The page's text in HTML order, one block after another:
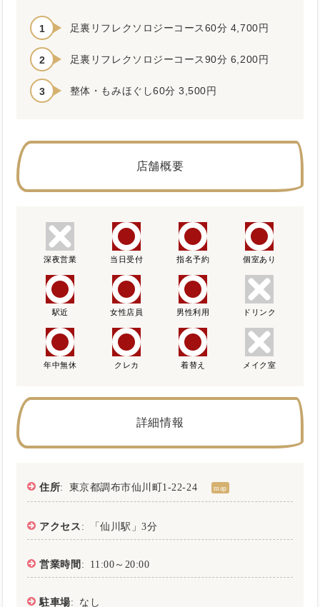
足裏リフレクソロジーコース60分 4,700円
足裏リフレクソロジーコース90分 6,200円
整体・もみほぐし60分 3,500円
店舗概要
深夜営業 当日受付 指名予約 個室あり
駅近 女性店員 男性利用 ドリンク
年中無休 クレカ 着替え メイク室
詳細情報
住所: 東京都調布市仙川町1-22-24 map
アクセス : 「仙川駅」3分
営業時間: 11:00～20:00
駐車場: なし